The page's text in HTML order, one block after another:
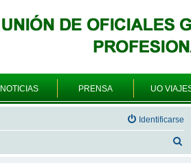
NOTICIAS PRENSA UO
Identificarse